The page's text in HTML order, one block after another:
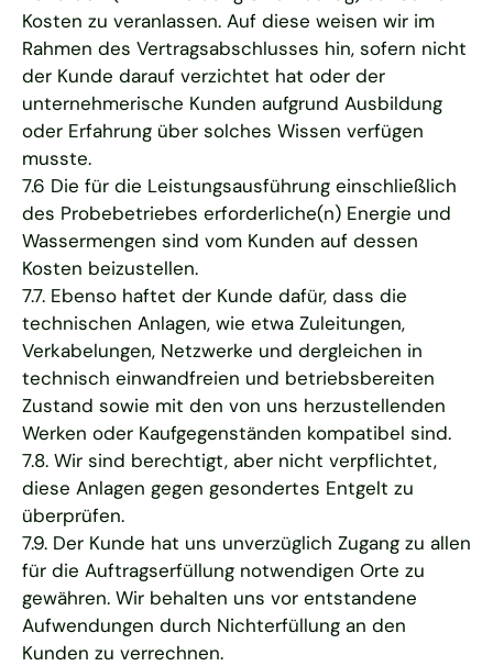
Kosten zu veranlassen. Auf diese weisen wir im
Rahmen des Vertragsabschlusses hin, sofern nicht
der Kunde darauf verzichtet hat oder der
unternehmerische Kunden aufgrund Ausbildung
oder Erfahrung über solches Wissen verfügen
musste.
7.6 Die für die Leistungsausführung einschließlich
des Probebetriebes erforderliche(n) Energie und
Wassermengen sind vom Kunden auf dessen
Kosten beizustellen.
7.7. Ebenso haftet der Kunde dafür, dass die
technischen Anlagen, wie etwa Zuleitungen,
Verkabelungen, Netzwerke und dergleichen in
technisch einwandfreien und betriebsbereiten
Zustand sowie mit den von uns herzustellenden
Werken oder Kaufgegenständen kompatibel sind.
7.8. Wir sind berechtigt, aber nicht verpflichtet,
diese Anlagen gegen gesondertes Entgelt zu
überprüfen.
7.9. Der Kunde hat uns unverzüglich Zugang zu allen
für die Auftragserfüllung notwendigen Orte zu
gewähren. Wir behalten uns vor entstandene
Aufwendungen durch Nichterfüllung an den
Kunden zu verrechnen.